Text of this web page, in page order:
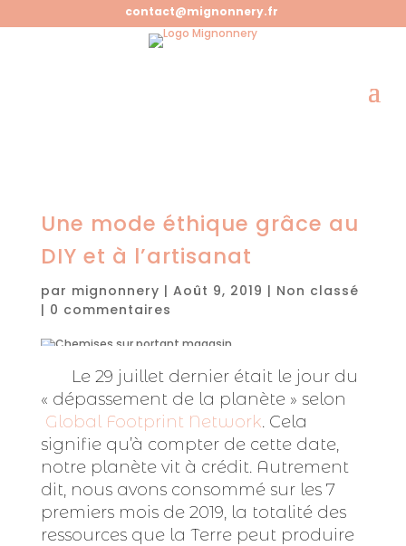
contact@mignonnery.fr
Une mode éthique grâce au
DIY et à l’artisanat
par mignonnery | Août 9, 2019 | Non classé
| 0 commentaires
Le 29 juillet dernier était le jour du
« dépassement de la planète » selon
Global Footprint Network. Cela
signifie qu’à compter de cette date,
notre planète vit à crédit. Autrement
dit, nous avons consommé sur les 7
premiers mois de 2019, la totalité des
ressources que la Terre peut produire